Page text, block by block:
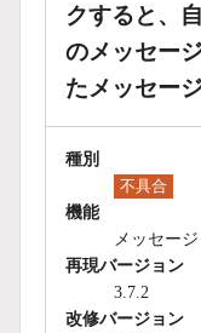
クすると、
のメッセー
たメッセー
種別
不具合
機能
メッセージ
再現バージョン
3.7.2
改修バージョン